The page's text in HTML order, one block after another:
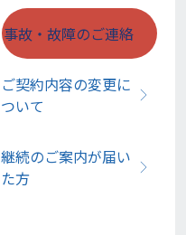
事故・故障のご連絡
ご契約内容の変更に
ついて
継続のご案内が届い
た方